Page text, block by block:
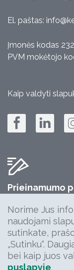
El. paštas:
Įmonės kodas
PVM mokėtojo
Kaip valdyti
Prieinamumo
Norime Jus
naudojami
sutinkate,
„Sutinku“.
bei kaip juos
puslapyje.